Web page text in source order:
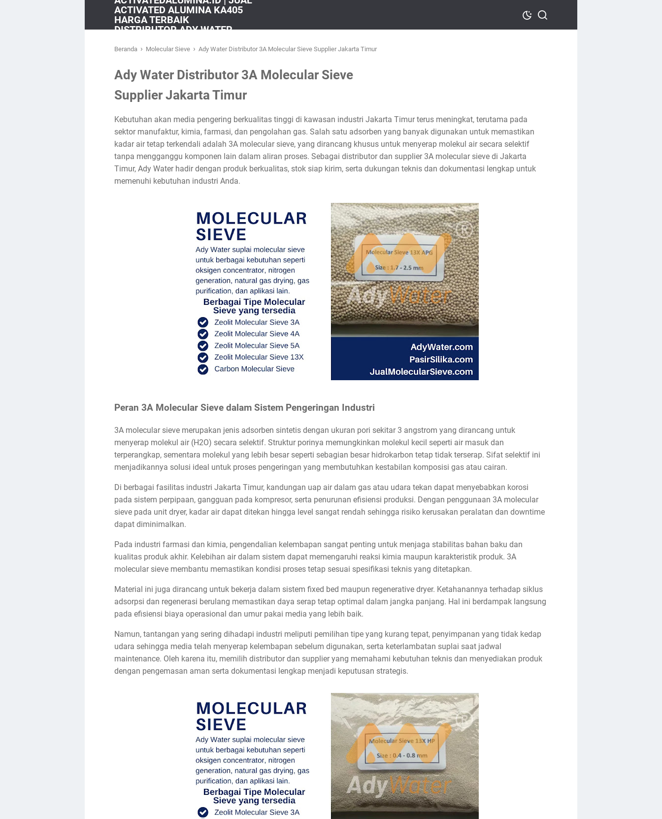
ACTIVATED ALUMINA KA405
HARGA TERBAIK
DISTRIBUTOR ADY WATER
Beranda › Molecular Sieve › Ady Water Distributor 3A Molecular Sieve Supplier Jakarta Timur
Ady Water Distributor 3A Molecular Sieve
Supplier Jakarta Timur
Kebutuhan akan media pengering berkualitas tinggi di kawasan industri Jakarta Timur terus meningkat, terutama pada
sektor manufaktur, kimia, farmasi, dan pengolahan gas. Salah satu adsorben yang banyak digunakan untuk memastikan
kadar air tetap terkendali adalah 3A molecular sieve, yang dirancang khusus untuk menyerap molekul air secara selektif
tanpa mengganggu komponen lain dalam aliran proses. Sebagai distributor dan supplier 3A molecular sieve di Jakarta
Timur, Ady Water hadir dengan produk berkualitas, stok siap kirim, serta dukungan teknis dan dokumentasi lengkap untuk
memenuhi kebutuhan industri Anda.
Peran 3A Molecular Sieve dalam Sistem Pengeringan Industri
3A molecular sieve merupakan jenis adsorben sintetis dengan ukuran pori sekitar 3 angstrom yang dirancang untuk
menyerap molekul air (H2O) secara selektif. Struktur porinya memungkinkan molekul kecil seperti air masuk dan
terperangkap, sementara molekul yang lebih besar seperti sebagian besar hidrokarbon tetap tidak terserap. Sifat selektif ini
menjadikannya solusi ideal untuk proses pengeringan yang membutuhkan kestabilan komposisi gas atau cairan.
Di berbagai fasilitas industri Jakarta Timur, kandungan uap air dalam gas atau udara tekan dapat menyebabkan korosi
pada sistem perpipaan, gangguan pada kompresor, serta penurunan efisiensi produksi. Dengan penggunaan 3A molecular
sieve pada unit dryer, kadar air dapat ditekan hingga level sangat rendah sehingga risiko kerusakan peralatan dan downtime
dapat diminimalkan.
Pada industri farmasi dan kimia, pengendalian kelembapan sangat penting untuk menjaga stabilitas bahan baku dan
kualitas produk akhir. Kelebihan air dalam sistem dapat memengaruhi reaksi kimia maupun karakteristik produk. 3A
molecular sieve membantu memastikan kondisi proses tetap sesuai spesifikasi teknis yang ditetapkan.
Material ini juga dirancang untuk bekerja dalam sistem fixed bed maupun regenerative dryer. Ketahanannya terhadap siklus
adsorpsi dan regenerasi berulang memastikan daya serap tetap optimal dalam jangka panjang. Hal ini berdampak langsung
pada efisiensi biaya operasional dan umur pakai media yang lebih baik.
Namun, tantangan yang sering dihadapi industri meliputi pemilihan tipe yang kurang tepat, penyimpanan yang tidak kedap
udara sehingga media telah menyerap kelembapan sebelum digunakan, serta keterlambatan suplai saat jadwal
maintenance. Oleh karena itu, memilih distributor dan supplier yang memahami kebutuhan teknis dan menyediakan produk
dengan pengemasan aman serta dokumentasi lengkap menjadi keputusan strategis.